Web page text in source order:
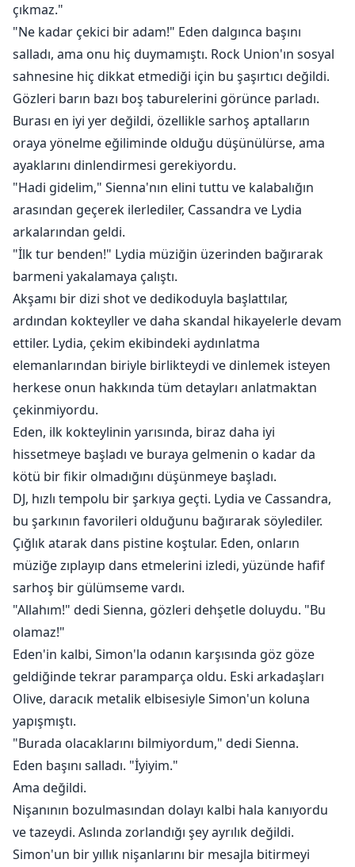
çıkmaz."
"Ne kadar çekici bir adam!" Eden dalgınca başını
salladı, ama onu hiç duymamıştı. Rock Union'ın sosyal
sahnesine hiç dikkat etmediği için bu şaşırtıcı değildi.
Gözleri barın bazı boş taburelerini görünce parladı.
Burası en iyi yer değildi, özellikle sarhoş aptalların
oraya yönelme eğiliminde olduğu düşünülürse, ama
ayaklarını dinlendirmesi gerekiyordu.
"Hadi gidelim," Sienna'nın elini tuttu ve kalabalığın
arasından geçerek ilerlediler, Cassandra ve Lydia
arkalarından geldi.
"İlk tur benden!" Lydia müziğin üzerinden bağırarak
barmeni yakalamaya çalıştı.
Akşamı bir dizi shot ve dedikoduyla başlattılar,
ardından kokteyller ve daha skandal hikayelerle devam
ettiler. Lydia, çekim ekibindeki aydınlatma
elemanlarından biriyle birlikteydi ve dinlemek isteyen
herkese onun hakkında tüm detayları anlatmaktan
çekinmiyordu.
Eden, ilk kokteylinin yarısında, biraz daha iyi
hissetmeye başladı ve buraya gelmenin o kadar da
kötü bir fikir olmadığını düşünmeye başladı.
DJ, hızlı tempolu bir şarkıya geçti. Lydia ve Cassandra,
bu şarkının favorileri olduğunu bağırarak söylediler.
Çığlık atarak dans pistine koştular. Eden, onların
müziğe zıplayıp dans etmelerini izledi, yüzünde hafif
sarhoş bir gülümseme vardı.
"Allahım!" dedi Sienna, gözleri dehşetle doluydu. "Bu
olamaz!"
Eden'in kalbi, Simon'la odanın karşısında göz göze
geldiğinde tekrar paramparça oldu. Eski arkadaşları
Olive, daracık metalik elbisesiyle Simon'un koluna
yapışmıştı.
"Burada olacaklarını bilmiyordum," dedi Sienna.
Eden başını salladı. "İyiyim."
Ama değildi.
Nişanının bozulmasından dolayı kalbi hala kanıyordu
ve tazeydi. Aslında zorlandığı şey ayrılık değildi.
Simon'un bir yıllık nişanlarını bir mesajla bitirmeyi